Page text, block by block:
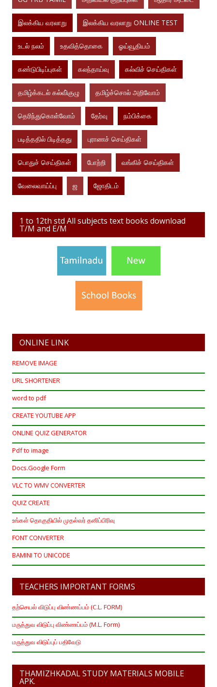
இலக்கிய வரலாறு இலக்கிய வரலாறு ONLINE TEST
உடல் நலம் உதவித்தொகை ஓய்வூதியம்
கண்டுபிடிப்புகள் கலந்தாய்வு கல்விச் செய்திகள்
தமிழ்க்கடல் கல்வி்குழு தமிழ்ச்சொல் அறிவோம்
தெரிந்துகொள்வோம் தேர்வு நம்பிக்கை
படித்ததில் பிடித்தது புராணச் செய்திகள்
பொதுச் செய்திகள் போற்றி வங்கிச் செய்திகள்
வேலைவாய்ப்பு ஜ ஜோதிடம்
1 to 12th std All subjects text books download
T/M and E/M
ONLINE LINK
REMOVE IMAGE
URL SHORTENER
word to pdf
CREATE YOUTUBE APP
ONLINE QUIZ GENERATOR
Pdf to image
Docs.Google Form
VLC TO WMV CONVERTER
QUIZ CREATE
உங்கள் தொகுதியில் முதல்வர் தனிப்பிரிவு
FONT CONVERTER
BAMINI TO UNICODE
TEACHERS IMPORTANT FORMS
தற்செயல் விடுப்பு விண்ணப்பம் (C.L. FORM)
மருத்துவ விடுப்பு விண்ணப்பம் (M.L. Form)
மருத்துவ விடுப்புப் பதிவேடு
THAMIZHKADAL STUDY MATERIALS MOBILE
APK.